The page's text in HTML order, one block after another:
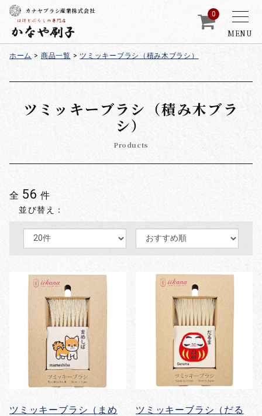
MENU
カナヤブラシ産業株式会社 0
ホーム > 商品一覧 > ツミッキーブラシ（積み木ブラシ）
ツミッキーブラシ（積み木ブラ
シ）
Products
全 56 件
並び替え：
ツミッキーブラシ（まめ
ツミッキーブラシ（だる